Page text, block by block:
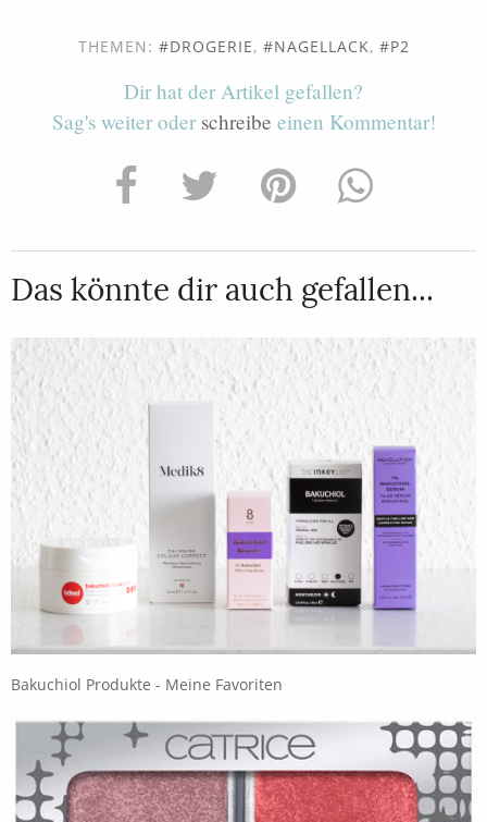
THEMEN: DROGERIE, NAGELLACK, P2
Dir hat der Artikel gefallen?
Sag's weiter oder schreibe einen Kommentar!
Das könnte dir auch gefallen...
Bakuchiol Produkte - Meine Favoriten